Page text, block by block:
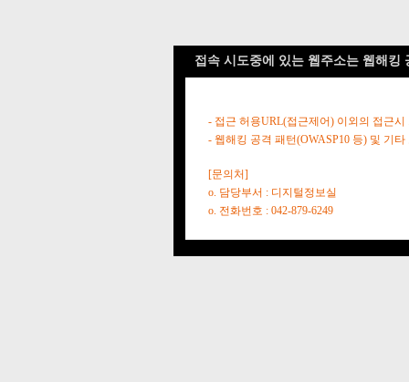
접속 시도중에 있는 웹주소는 웹해킹
- 접근 허용URL(접근제어) 이외의 접근시
- 웹해킹 공격 패턴(OWASP10 등) 및 기
[문의처]
o. 담당부서 : 디지털정보실
o. 전화번호 : 042-879-6249